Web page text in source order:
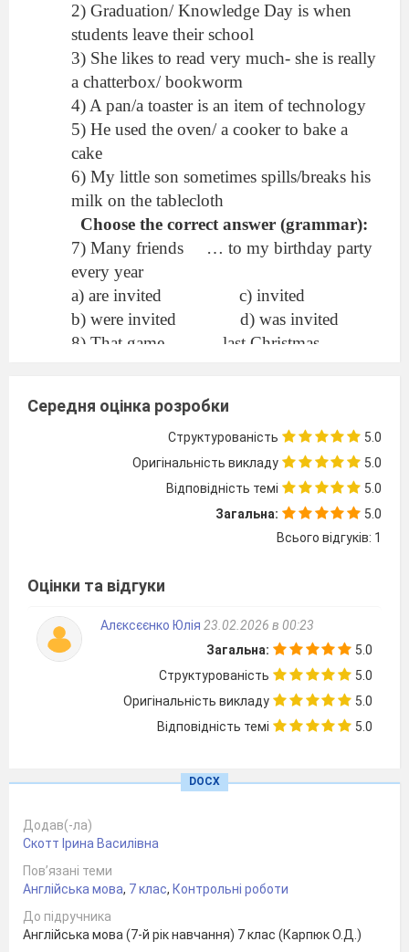
2) Graduation/ Knowledge Day is when
students leave their school
3) She likes to read very much- she is really
a chatterbox/ bookworm
4) A pan/a toaster is an item of technology
5) He used the oven/ a cooker to bake a
cake
6) My little son sometimes spills/breaks his
milk on the tablecloth
Choose the correct answer (grammar):
7) Many friends
… to my birthday party
every year
a) are invited
c) invited
b) were invited
d) was invited
8) That game…
last Christmas
9)
They… this film today
c) have seen
b) are seen
d) was seen
10) He … the restaurant yet.
c) haven’t visited
d) visited
a) has cleaned
12) We … our dog for an hour yesterday
a) did walk
c) walked
b) was walking
d) were walking
answer (a, b orc).
Text:
Our world differs in many ways, including
holidays and traditions. For example, many
people in the world celebrate Christmas on 25
Середня оцінка розробки
Структурованість
5.0
Оригінальність викладу
5.0
Відповідність темі
5.0
Загальна:
5.0
Всього відгуків: 1
Оцінки та відгуки
Алєксєєнко Юлія 23.02.2026 в 00:23
Загальна:
5.0
Структурованість
5.0
Оригінальність викладу
5.0
Відповідність темі
5.0
DOCX
Додав(-ла)
Скотт Ірина Василівна
Пов’язані теми
Англійська мова, 7 клас, Контрольні роботи
До підручника
Англійська мова (7-й рік навчання) 7 клас (Карпюк О.Д.)